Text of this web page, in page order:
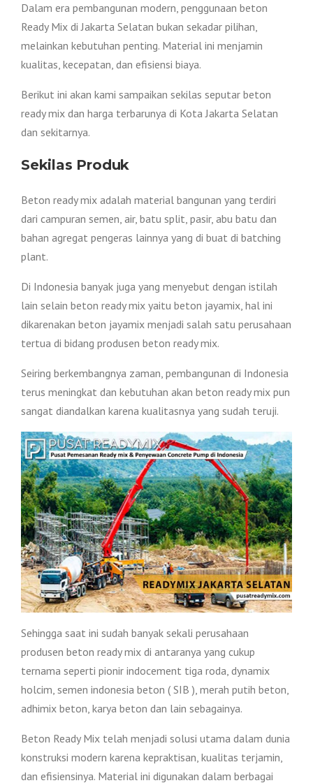
Dalam era pembangunan modern, penggunaan beton
Ready Mix di Jakarta Selatan bukan sekadar pilihan,
melainkan kebutuhan penting. Material ini menjamin
kualitas, kecepatan, dan efisiensi biaya.
Berikut ini akan kami sampaikan sekilas seputar beton
ready mix dan harga terbarunya di Kota Jakarta Selatan
dan sekitarnya.
Sekilas Produk
Beton ready mix adalah material bangunan yang terdiri
dari campuran semen, air, batu split, pasir, abu batu dan
bahan agregat pengeras lainnya yang di buat di batching
plant.
Di Indonesia banyak juga yang menyebut dengan istilah
lain selain beton ready mix yaitu beton jayamix, hal ini
dikarenakan beton jayamix menjadi salah satu perusahaan
tertua di bidang produsen beton ready mix.
Seiring berkembangnya zaman, pembangunan di Indonesia
terus meningkat dan kebutuhan akan beton ready mix pun
sangat diandalkan karena kualitasnya yang sudah teruji.
Sehingga saat ini sudah banyak sekali perusahaan
produsen beton ready mix di antaranya yang cukup
ternama seperti pionir indocement tiga roda, dynamix
holcim, semen indonesia beton ( SIB ), merah putih beton,
adhimix beton, karya beton dan lain sebagainya.
Beton Ready Mix telah menjadi solusi utama dalam dunia
konstruksi modern karena kepraktisan, kualitas terjamin,
dan efisiensinya. Material ini digunakan dalam berbagai